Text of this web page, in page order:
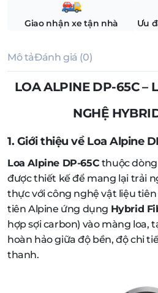
Giao nhận xe tận nhà Ưu
Mô tảĐánh giá (0)
LOA ALPINE DP-65C –
NGHỆ
1. Giới thiệu về Loa Alpine
Loa Alpine DP-65C thuộc dòng
được thiết kế để mang lại trải
thực với công nghệ vật liệu
tiên Alpine ứng dụng Hybrid
hợp sợi carbon) vào màng loa,
hoàn hảo giữa độ bền, độ chi
thanh.